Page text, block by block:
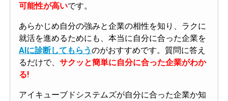
可能性が高いです。
あらかじめ自分の強みと企業の相性を知り、ラクに
就活を進めるためにも、本当に自分に合った企業を
AIに診断してもらうのがおすすめです。質問に答え
るだけで、 サクッと簡単に自分に合った企業がわか
る!
アイキューブドシステムズが自分に合った企業か知